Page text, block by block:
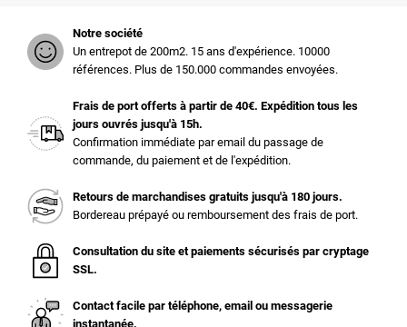
Notre société
Un entrepot de 200m2. 15 ans d'expérience. 10000
références. Plus de 150.000 commandes envoyées.
Frais de port offerts à partir de 40€. Expédition tous les
jours ouvrés jusqu'à 15h.
Confirmation immédiate par email du passage de
commande, du paiement et de l'expédition.
Retours de marchandises gratuits jusqu'à 180 jours.
Bordereau prépayé ou remboursement des frais de port.
Consultation du site et paiements sécurisés par cryptage
SSL.
Contact facile par téléphone, email ou messagerie
instantanée.